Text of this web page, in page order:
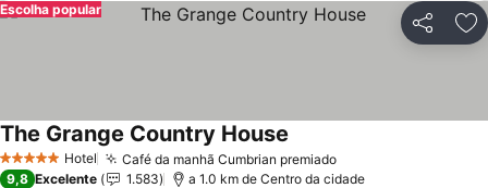
Partilhar
Escolha popular
5 Estrelas Hotel Café da manhã Cumbrian premiado
The Grange Country House
9,8 Excelente 1.583 a 1.0 km de Centro da cidade